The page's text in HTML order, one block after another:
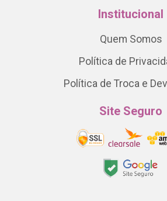
Institucional
Quem Somos
Política de
Política de Troca e
Site Seguro